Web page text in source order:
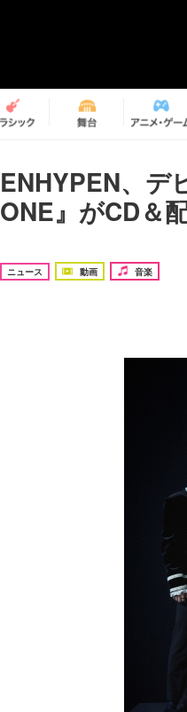
ENHYPEN、デ
ONE』がCD＆
ニュース 動画 音楽